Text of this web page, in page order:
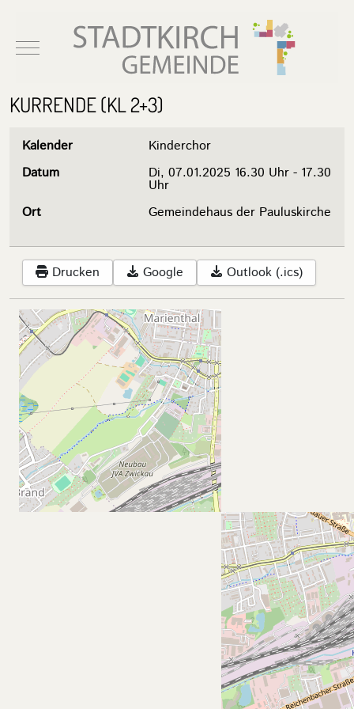
Mobile Menu Toggle
KURRENDE (KL 2+3)
Kalender
Kinderchor
Datum
Di, 07.01.2025 16.30 Uhr - 17.30
Uhr
Ort
Gemeindehaus der Pauluskirche
Drucken Google Outlook (.ics)